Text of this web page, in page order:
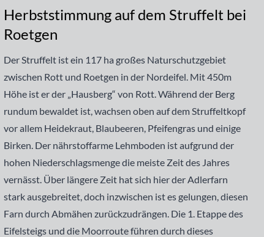
Herbststimmung auf dem Struffelt bei
Roetgen
Der Struffelt ist ein 117 ha großes Naturschutzgebiet
zwischen Rott und Roetgen in der Nordeifel. Mit 450m
Höhe ist er der „Hausberg“ von Rott. Während der Berg
rundum bewaldet ist, wachsen oben auf dem Struffeltkopf
vor allem Heidekraut, Blaubeeren, Pfeifengras und einige
Birken. Der nährstoffarme Lehmboden ist aufgrund der
hohen Niederschlagsmenge die meiste Zeit des Jahres
vernässt. Über längere Zeit hat sich hier derAdlerfarn
stark ausgebreitet, doch inzwischen ist es gelungen, diesen
Farn durch Abmähen zurückzudrängen. Die 1. Etappe des
Eifelsteigsund die Moorrouteführen durch dieses